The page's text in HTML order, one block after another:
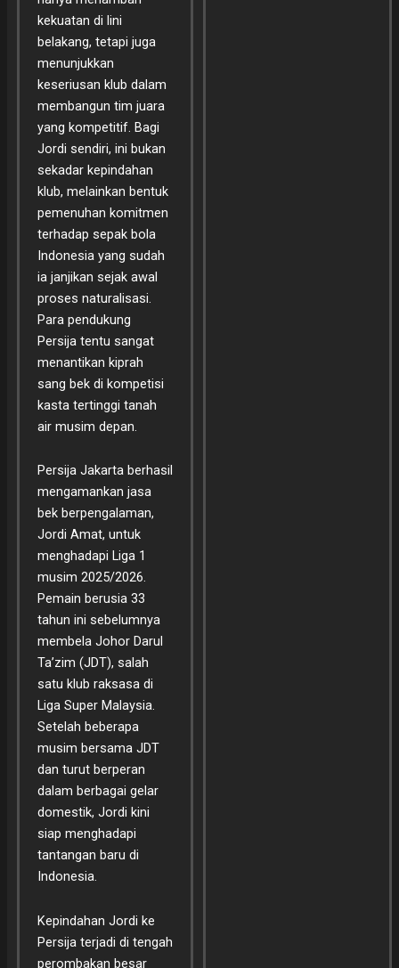
kekuatan di lini
belakang, tetapi juga
menunjukkan
keseriusan klub dalam
membangun tim juara
yang kompetitif. Bagi
Jordi sendiri, ini bukan
sekadar kepindahan
klub, melainkan bentuk
pemenuhan komitmen
terhadap sepak bola
Indonesia yang sudah
ia janjikan sejak awal
proses naturalisasi.
Para pendukung
Persija tentu sangat
menantikan kiprah
sang bek di kompetisi
kasta tertinggi tanah
air musim depan.
Persija Jakarta berhasil
mengamankan jasa
bek berpengalaman,
Jordi Amat, untuk
menghadapi Liga 1
musim 2025/2026.
Pemain berusia 33
tahun ini sebelumnya
membela Johor Darul
Ta’zim (JDT), salah
satu klub raksasa di
Liga Super Malaysia.
Setelah beberapa
musim bersama JDT
dan turut berperan
dalam berbagai gelar
domestik, Jordi kini
siap menghadapi
tantangan baru di
Indonesia.
Kepindahan Jordi ke
Persija terjadi di tengah
perombakan besar